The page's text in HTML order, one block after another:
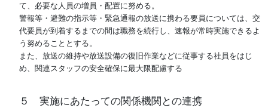
て、必要な人員の増員・配置に努める。
警報等・避難の指示等・緊急通報の放送に携わる要員については、交
代要員が到着するまでの間は職務を続行し、速報が常時実施できるよ
う努めることとする。
また、放送の維持や放送設備の復旧作業などに従事する社員をはじ
め、関連スタッフの安全確保に最大限配慮する
５ 実施にあたっての関係機関との連携